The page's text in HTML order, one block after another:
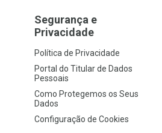
Segurança e
Privacidade
Política de Privacidade
Portal do Titular de Dados
Pessoais
Como Protegemos os Seus
Dados
Configuração de Cookies